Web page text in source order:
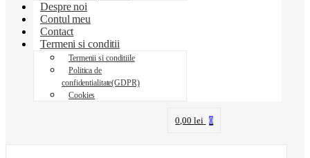
Despre noi
Contul meu
Contact
Termeni si conditii
Termenii si conditiile
Politica de
confidentialitate(GDPR)
Cookies
0,00lei 0